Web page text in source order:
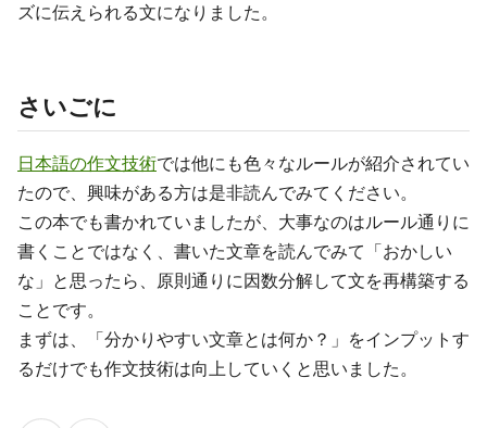
ズに伝えられる文になりました。
さいごに
日本語の作文技術では他にも色々なルールが紹介されてい
たので、興味がある方は是非読んでみてください。
この本でも書かれていましたが、大事なのはルール通りに
書くことではなく、書いた文章を読んでみて「おかしい
な」と思ったら、原則通りに因数分解して文を再構築する
ことです。
まずは、「分かりやすい文章とは何か？」をインプットす
るだけでも作文技術は向上していくと思いました。